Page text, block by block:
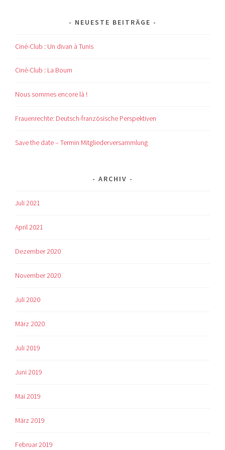
NEUESTE BEITRÄGE
Ciné-Club : Un divan à Tunis
Ciné-Club : La Boum
Nous sommes encore là !
Frauenrechte: Deutsch-französische Perspektiven
Save the date – Termin Mitgliederversammlung
ARCHIV
Juli 2021
April 2021
Dezember 2020
November 2020
Juli 2020
März 2020
Juli 2019
Juni 2019
Mai 2019
März 2019
Februar 2019